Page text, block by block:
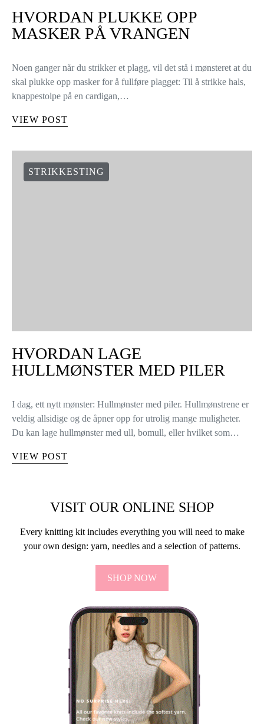
HVORDAN PLUKKE OPP
MASKER PÅ VRANGEN
Noen ganger når du strikker et plagg, vil det stå i mønsteret at du
skal plukke opp masker for å fullføre plagget: Til å strikke hals,
knappestolpe på en cardigan,…
VIEW POST
STRIKKESTING
HVORDAN LAGE
HULLMØNSTER MED PILER
I dag, ett nytt mønster: Hullmønster med piler. Hullmønstrene er
veldig allsidige og de åpner opp for utrolig mange muligheter.
Du kan lage hullmønster med ull, bomull, eller hvilket som…
VIEW POST
VISIT OUR ONLINE SHOP
Every knitting kit includes everything you will need to make
your own design: yarn, needles and a selection of patterns.
SHOP NOW